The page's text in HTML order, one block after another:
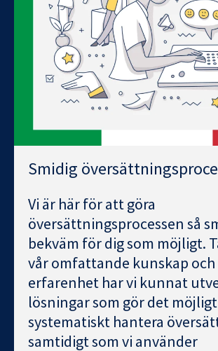
Smidig
Vi är här för att göra
översättningsprocessen så
bekväm för dig som möjligt.
vår omfattande kunskap och
erfarenhet har vi kunnat
lösningar som gör det
systematiskt hantera
samtidigt som vi använder